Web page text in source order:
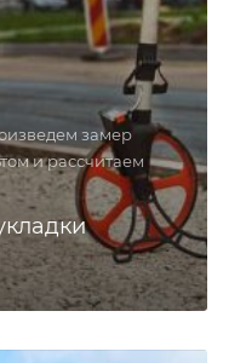
замер
и рассчитаем